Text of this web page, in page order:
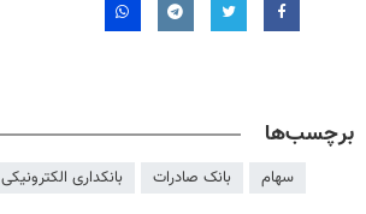
برچسب‌ها
سهام بانک صادرات بانکداری الکترونیکی